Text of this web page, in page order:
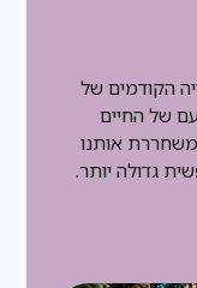
הקודמים של
של החיים
משחררת אותנו
גדולה יותר.